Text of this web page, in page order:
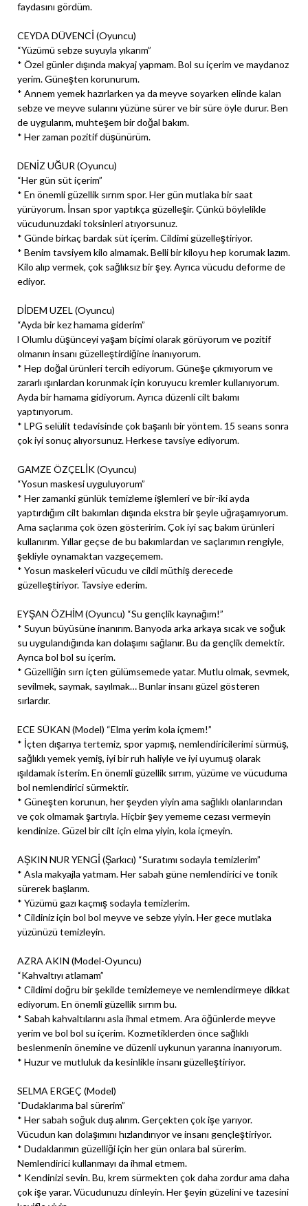
faydasını gördüm.
CEYDA DÜVENCİ (Oyuncu)
“Yüzümü sebze suyuyla yıkarım”
* Özel günler dışında makyaj yapmam. Bol su içerim ve maydanoz
yerim. Güneşten korunurum.
* Annem yemek hazırlarken ya da meyve soyarken elinde kalan
sebze ve meyve sularını yüzüne sürer ve bir süre öyle durur. Ben
de uygularım, muhteşem bir doğal bakım.
* Her zaman pozitif düşünürüm.
DENİZ UĞUR (Oyuncu)
“Her gün süt içerim”
* En önemli güzellik sırrım spor. Her gün mutlaka bir saat
yürüyorum. İnsan spor yaptıkça güzelleşir. Çünkü böylelikle
vücudunuzdaki toksinleri atıyorsunuz.
* Günde birkaç bardak süt içerim. Cildimi güzelleştiriyor.
* Benim tavsiyem kilo almamak. Belli bir kiloyu hep korumak lazım.
Kilo alıp vermek, çok sağlıksız bir şey. Ayrıca vücudu deforme de
ediyor.
DİDEM UZEL (Oyuncu)
“Ayda bir kez hamama giderim”
l Olumlu düşünceyi yaşam biçimi olarak görüyorum ve pozitif
olmanın insanı güzelleştirdiğine inanıyorum.
* Hep doğal ürünleri tercih ediyorum. Güneşe çıkmıyorum ve
zararlı ışınlardan korunmak için koruyucu kremler kullanıyorum.
Ayda bir hamama gidiyorum. Ayrıca düzenli cilt bakımı
yaptırıyorum.
* LPG selülit tedavisinde çok başarılı bir yöntem. 15 seans sonra
çok iyi sonuç alıyorsunuz. Herkese tavsiye ediyorum.
GAMZE ÖZÇELİK (Oyuncu)
“Yosun maskesi uyguluyorum”
* Her zamanki günlük temizleme işlemleri ve bir-iki ayda
yaptırdığım cilt bakımları dışında ekstra bir şeyle uğraşamıyorum.
Ama saçlarıma çok özen gösteririm. Çok iyi saç bakım ürünleri
kullanırım. Yıllar geçse de bu bakımlardan ve saçlarımın rengiyle,
şekliyle oynamaktan vazgeçemem.
* Yosun maskeleri vücudu ve cildi müthiş derecede
güzelleştiriyor. Tavsiye ederim.
EYŞAN ÖZHİM (Oyuncu) “Su gençlik kaynağım!”
* Suyun büyüsüne inanırım. Banyoda arka arkaya sıcak ve soğuk
su uygulandığında kan dolaşımı sağlanır. Bu da gençlik demektir.
Ayrıca bol bol su içerim.
* Güzelliğin sırrı içten gülümsemede yatar. Mutlu olmak, sevmek,
sevilmek, saymak, sayılmak… Bunlar insanı güzel gösteren
sırlardır.
ECE SÜKAN (Model) “Elma yerim kola içmem!”
* İçten dışarıya tertemiz, spor yapmış, nemlendiricilerimi sürmüş,
sağlıklı yemek yemiş, iyi bir ruh haliyle ve iyi uyumuş olarak
ışıldamak isterim. En önemli güzellik sırrım, yüzüme ve vücuduma
bol nemlendirici sürmektir.
* Güneşten korunun, her şeyden yiyin ama sağlıklı olanlarından
ve çok olmamak şartıyla. Hiçbir şey yememe cezası vermeyin
kendinize. Güzel bir cilt için elma yiyin, kola içmeyin.
AŞKIN NUR YENGİ (Şarkıcı) “Suratımı sodayla temizlerim”
* Asla makyajla yatmam. Her sabah güne nemlendirici ve tonik
sürerek başlarım.
* Yüzümü gazı kaçmış sodayla temizlerim.
* Cildiniz için bol bol meyve ve sebze yiyin. Her gece mutlaka
yüzünüzü temizleyin.
AZRA AKIN (Model-Oyuncu)
“Kahvaltıyı atlamam”
* Cildimi doğru bir şekilde temizlemeye ve nemlendirmeye dikkat
ediyorum. En önemli güzellik sırrım bu.
* Sabah kahvaltılarını asla ihmal etmem. Ara öğünlerde meyve
yerim ve bol bol su içerim. Kozmetiklerden önce sağlıklı
beslenmenin önemine ve düzenli uykunun yararına inanıyorum.
* Huzur ve mutluluk da kesinlikle insanı güzelleştiriyor.
SELMA ERGEÇ (Model)
“Dudaklarıma bal sürerim”
* Her sabah soğuk duş alırım. Gerçekten çok işe yarıyor.
Vücudun kan dolaşımını hızlandırıyor ve insanı gençleştiriyor.
* Dudaklarımın güzelliği için her gün onlara bal sürerim.
Nemlendirici kullanmayı da ihmal etmem.
* Kendinizi sevin. Bu, krem sürmekten çok daha zordur ama daha
çok işe yarar. Vücudunuzu dinleyin. Her şeyin güzelini ve tazesini